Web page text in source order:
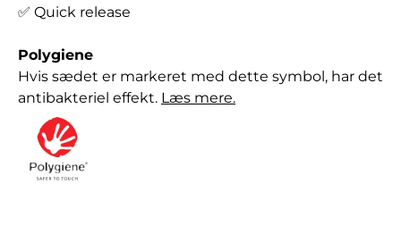
✅ Quick release
Polygiene
Hvis sædet er markeret med dette symbol, har det
antibakteriel effekt. Læs mere.